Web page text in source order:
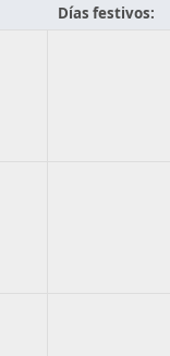
Días festivos: